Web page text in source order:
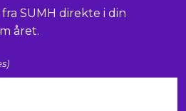
SUMH direkte i din
året.